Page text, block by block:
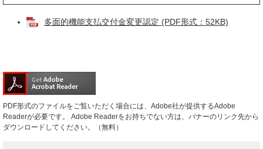
多面的機能支払交付金変更認定 (PDF形式：52KB)
PDF形式のファイルをご覧いただく場合には、Adobe社が提供するAdobe
Readerが必要です。
Adobe Readerをお持ちでない方は、バナーのリンク先から
ダウンロードしてください。（無料）